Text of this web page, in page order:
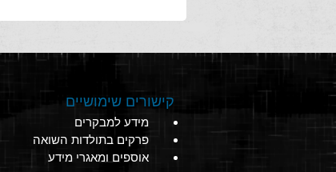
קישורים שימושיים
מידע למבקרים
פרקים בתולדות השואה
אוספים ומאגרי מידע